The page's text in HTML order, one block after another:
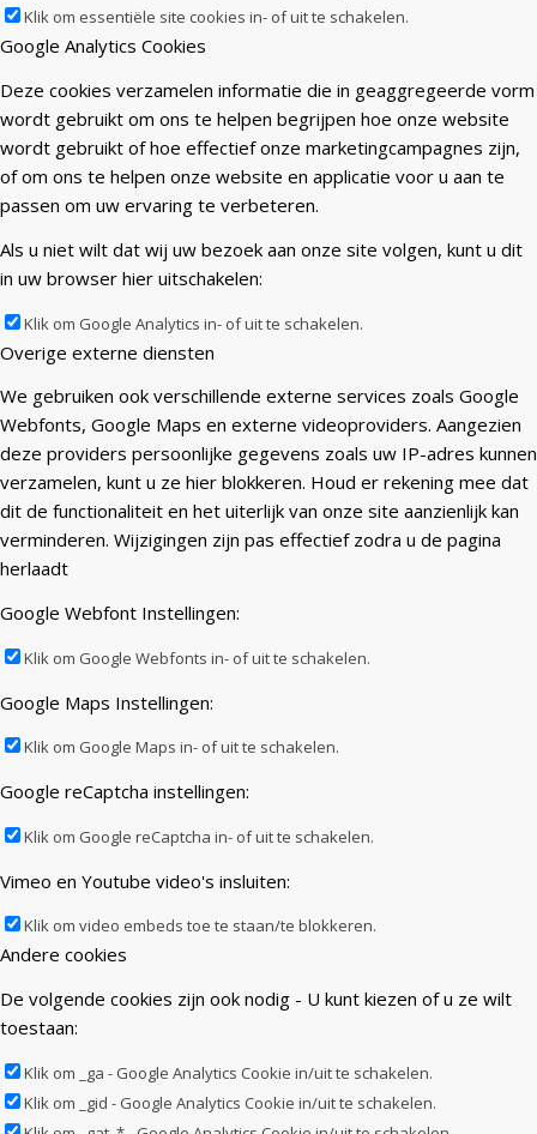
Klik om essentiële site cookies in- of uit te schakelen.
Google Analytics Cookies
Deze cookies verzamelen informatie die in geaggregeerde vorm
wordt gebruikt om ons te helpen begrijpen hoe onze website
wordt gebruikt of hoe effectief onze marketingcampagnes zijn,
of om ons te helpen onze website en applicatie voor u aan te
passen om uw ervaring te verbeteren.
Als u niet wilt dat wij uw bezoek aan onze site volgen, kunt u dit
in uw browser hier uitschakelen:
Klik om Google Analytics in- of uit te schakelen.
Overige externe diensten
We gebruiken ook verschillende externe services zoals Google
Webfonts, Google Maps en externe videoproviders. Aangezien
deze providers persoonlijke gegevens zoals uw IP-adres kunnen
verzamelen, kunt u ze hier blokkeren. Houd er rekening mee dat
dit de functionaliteit en het uiterlijk van onze site aanzienlijk kan
verminderen. Wijzigingen zijn pas effectief zodra u de pagina
herlaadt
Google Webfont Instellingen:
Klik om Google Webfonts in- of uit te schakelen.
Google Maps Instellingen:
Klik om Google Maps in- of uit te schakelen.
Google reCaptcha instellingen:
Klik om Google reCaptcha in- of uit te schakelen.
Vimeo en Youtube video's insluiten:
Klik om video embeds toe te staan/te blokkeren.
Andere cookies
De volgende cookies zijn ook nodig - U kunt kiezen of u ze wilt
toestaan:
Klik om _ga - Google Analytics Cookie in/uit te schakelen.
Klik om _gid - Google Analytics Cookie in/uit te schakelen.